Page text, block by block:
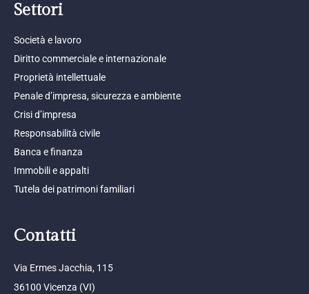
Settori
Società e lavoro
Diritto commerciale e internazionale
Proprietà intellettuale
Penale d’impresa, sicurezza e ambiente
Crisi d’impresa
Responsabilità civile
Banca e finanza
Immobili e appalti
Tutela dei patrimoni familiari
Contatti
Via Ermes Jacchia, 115
36100 Vicenza (VI)